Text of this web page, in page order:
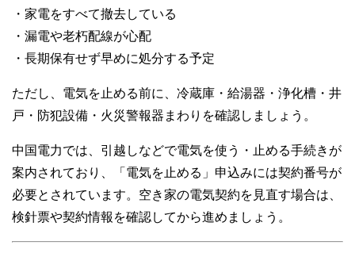
・家電をすべて撤去している
・漏電や老朽配線が心配
・長期保有せず早めに処分する予定
ただし、電気を止める前に、冷蔵庫・給湯器・浄化槽・井
戸・防犯設備・火災警報器まわりを確認しましょう。
中国電力では、引越しなどで電気を使う・止める手続きが
案内されており、「電気を止める」申込みには契約番号が
必要とされています。空き家の電気契約を見直す場合は、
検針票や契約情報を確認してから進めましょう。